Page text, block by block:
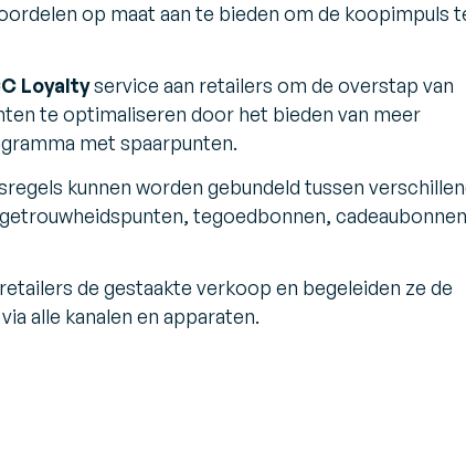
op maat aan te bieden om de koopimpuls
Loyaltyservice aan retailers om de overstap van
te optimaliseren door het bieden van meer
met spaarpunten.
kunnen worden gebundeld tussen
tegoedbonnen,
de gestaakte verkoop en begeleiden ze de
alle kanalen en apparaten.